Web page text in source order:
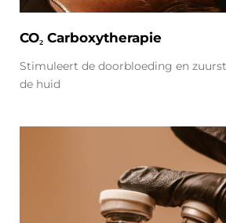
CO₂ Carboxytherapie
Stimuleert de doorbloeding en
de huid